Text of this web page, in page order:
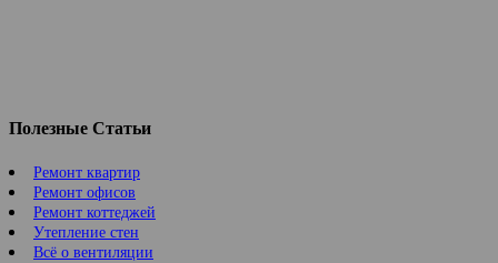
Полезные Статьи
Ремонт квартир
Ремонт офисов
Ремонт коттеджей
Утепление стен
Всё о вентиляции